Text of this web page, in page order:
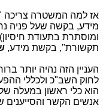
אז למה המשטרה צריכה
מידע, בקשה שעל פניה
ומוסתרת בתעודת
תקשורת", בקשת מידע,
לחוק השב"כ ולכללי
הוא כלי ראשון במעלה
אנשים הקשר